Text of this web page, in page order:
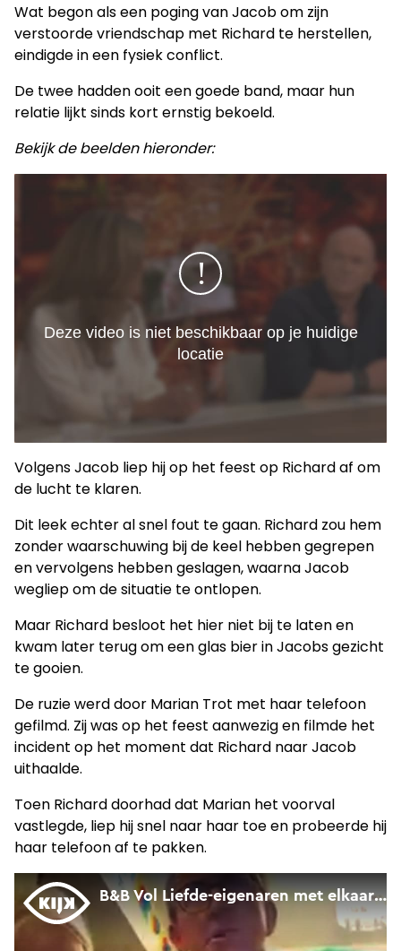
Wat begon als een poging van Jacob om zijn
verstoorde vriendschap met Richard te herstellen,
eindigde in een fysiek conflict.
De twee hadden ooit een goede band, maar hun
relatie lijkt sinds kort ernstig bekoeld.
Bekijk de beelden hieronder:
Volgens Jacob liep hij op het feest op Richard af om
de lucht te klaren.
Dit leek echter al snel fout te gaan. Richard zou hem
zonder waarschuwing bij de keel hebben gegrepen
en vervolgens hebben geslagen, waarna Jacob
wegliep om de situatie te ontlopen.
Maar Richard besloot het hier niet bij te laten en
kwam later terug om een glas bier in Jacobs gezicht
te gooien.
De ruzie werd door Marian Trot met haar telefoon
gefilmd. Zij was op het feest aanwezig en filmde het
incident op het moment dat Richard naar Jacob
uithaalde.
Toen Richard doorhad dat Marian het voorval
vastlegde, liep hij snel naar haar toe en probeerde hij
haar telefoon af te pakken.